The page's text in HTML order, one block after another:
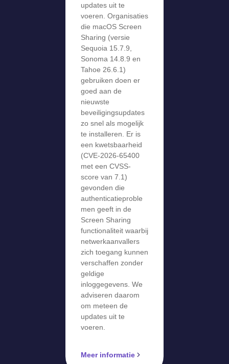
updates uit te
voeren. Organisaties
die macOS Screen
Sharing (versie
Sequoia 15.7.9,
Sonoma 14.8.9 en
Tahoe 26.6.1)
gebruiken doen er
goed aan de
nieuwste
beveiligingsupdates
zo snel als mogelijk
te installeren. Er is
een kwetsbaarheid
(CVE-2026-65400
met een CVSS-
score van 7.1)
gevonden die
authenticatieproble
men geeft in de
Screen Sharing
functionaliteit waarbij
netwerkaanvallers
zich toegang kunnen
verschaffen zonder
geldige
inloggegevens. We
adviseren daarom
om meteen de
updates uit te
voeren.
Meer informatie